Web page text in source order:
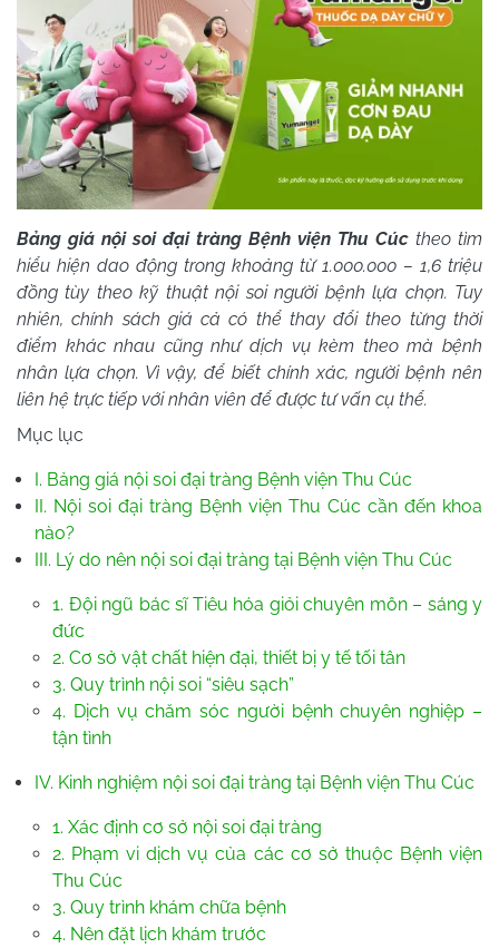
Bảng giá nội soi đại tràng Bệnh viện Thu Cúc theo tìm
hiểu hiện dao động trong khoảng từ 1.000.000 – 1,6 triệu
đồng tùy theo kỹ thuật nội soi người bệnh lựa chọn. Tuy
nhiên, chính sách giá cả có thể thay đổi theo từng thời
điểm khác nhau cũng như dịch vụ kèm theo mà bệnh
nhân lựa chọn. Vì vậy, để biết chính xác, người bệnh nên
liên hệ trực tiếp với nhân viên để được tư vấn cụ thể.
Mục lục
I. Bảng giá nội soi đại tràng Bệnh viện Thu Cúc
II. Nội soi đại tràng Bệnh viện Thu Cúc cần đến khoa
nào?
III. Lý do nên nội soi đại tràng tại Bệnh viện Thu Cúc
1. Đội ngũ bác sĩ Tiêu hóa giỏi chuyên môn – sáng y
đức
2. Cơ sở vật chất hiện đại, thiết bị y tế tối tân
3. Quy trình nội soi “siêu sạch”
4. Dịch vụ chăm sóc người bệnh chuyên nghiệp –
tận tình
IV. Kinh nghiệm nội soi đại tràng tại Bệnh viện Thu Cúc
1. Xác định cơ sở nội soi đại tràng
2. Phạm vi dịch vụ của các cơ sở thuộc Bệnh viện
Thu Cúc
3. Quy trình khám chữa bệnh
4. Nên đặt lịch khám trước